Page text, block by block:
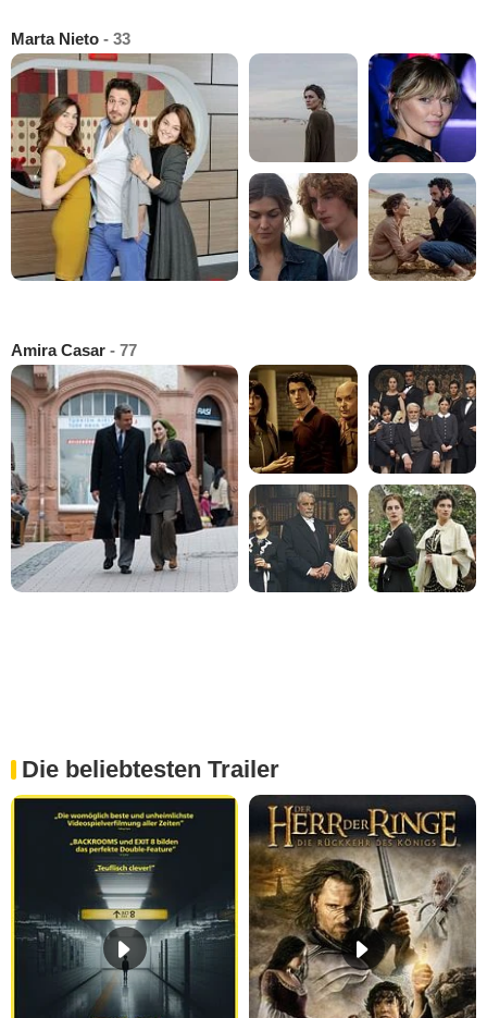
Marta Nieto - 33
Amira Casar - 77
Die beliebtesten Trailer